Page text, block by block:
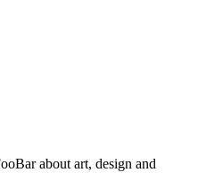
about art, design and